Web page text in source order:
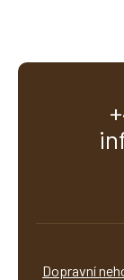
Dopravní